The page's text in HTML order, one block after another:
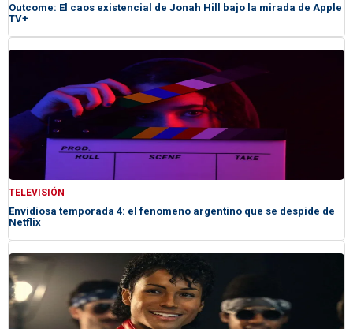
Outcome: El caos existencial de Jonah Hill bajo la mirada de Apple
TV+
TELEVISIÓN
Envidiosa temporada 4: el fenomeno argentino que se despide de
Netflix